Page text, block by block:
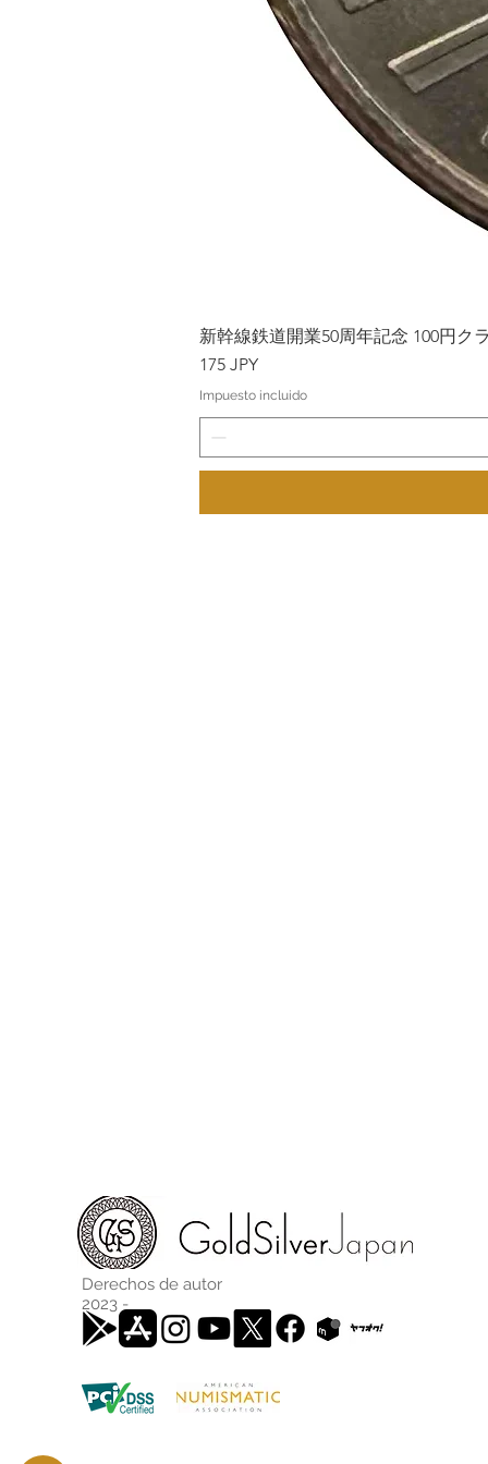
新幹線鉄道開業50周年記念 100円ク
Precio
175 JPY
Impuesto incluido
Derechos de autor
2023 -